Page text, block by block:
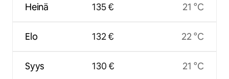
Heinä
Elo
Syys
135 €
132 €
130 €
21 °C
22 °C
21 °C